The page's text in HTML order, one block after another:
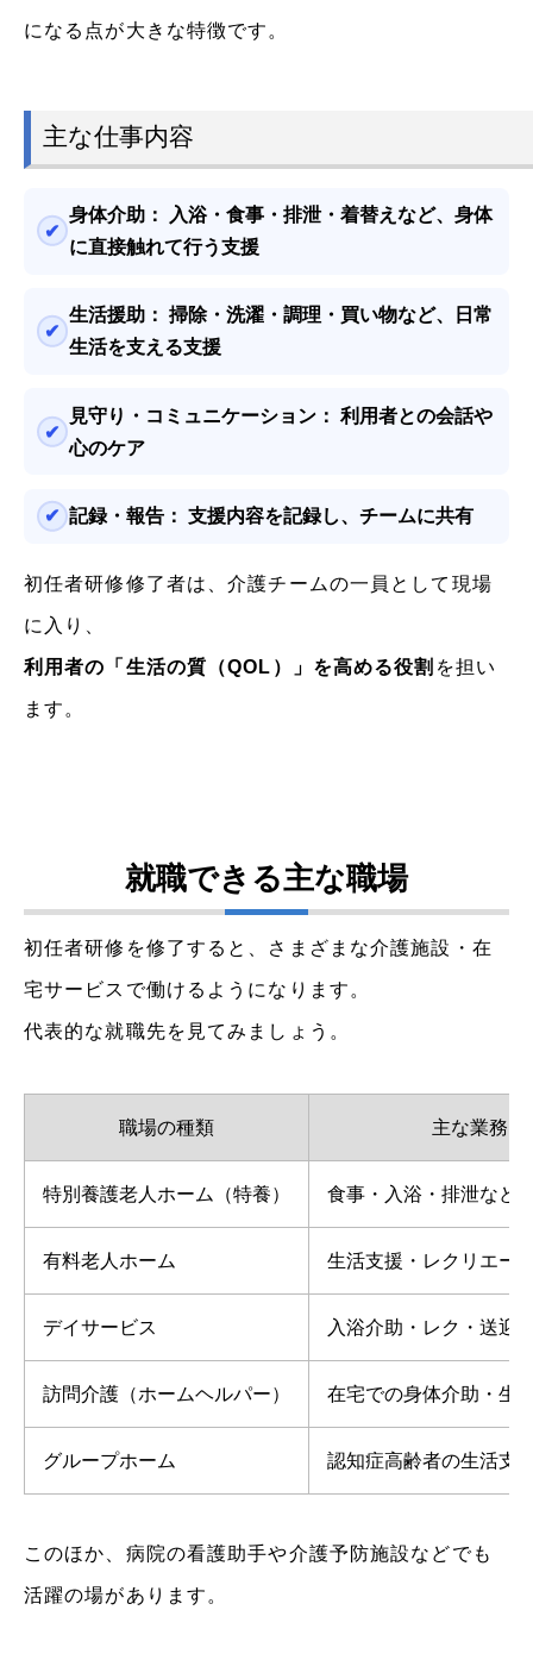
になる点が大きな特徴です。
主な仕事内容
身体介助：
入浴・食事・排泄・着替えなど、身体
に直接触れて行う支援
生活援助： 掃除・洗濯・調理・買い物など、日常
生活を支える支援
見守り・コミュニケーション： 利用者との会話や
心のケア
記録・報告： 支援内容を記録し、チームに共有
初任者研修修了者は、介護チームの一員として現場
に入り、
利用者の「生活の質（QOL）」を高める役割 を担い
ます。
就職できる主な職場
初任者研修を修了すると、さまざまな介護施設・在
宅サービスで働けるようになります。
代表的な就職先を見てみましょう。
職場の種類 主な業務内
特別養護老人ホーム（特養） 食事・入浴・排泄など
有料老人ホーム 生活支援・レクリエー
デイサービス 入浴介助・レク・送迎
訪問介護（ホームヘルパー） 在宅での身体介助・生
グループホーム 認知症高齢者の生活支
このほか、病院の看護助手や介護予防施設などでも
活躍の場があります。